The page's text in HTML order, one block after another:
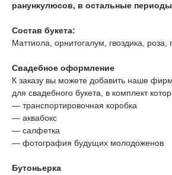
ранункулюсов, в остальные
Состав букета:
Маттиола, орнитогалум, гвоздика, роза,
Свадебное оформление
К заказу вы можете добавить наше
для свадебного букета, в комплект
— транспортировочная коробка
— аквабокс
— салфетка
— фотография будущих молодоженов
Бутоньерка
ТЕЛЕГРАМ-КАНАЛ
info@plombirflowers.ru
УЛ. КИРОЧНАЯ, 8Б